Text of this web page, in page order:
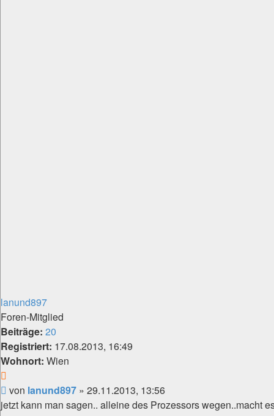
lanund897
Foren-Mitglied
Beiträge: 20
Registriert: 17.08.2013, 16:49
Wohnort: Wien
Beitrag
von lanund897 » 29.11.2013, 13:56
jetzt kann man sagen.. alleine des Prozessors wegen..macht